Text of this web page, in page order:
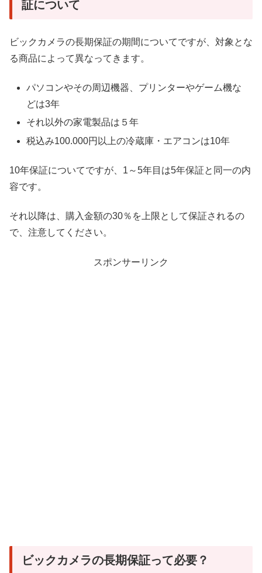
証について
ビックカメラの長期保証の期間についてですが、対象とな
る商品によって異なってきます。
パソコンやその周辺機器、プリンターやゲーム機な
どは3年
それ以外の家電製品は５年
税込み100.000円以上の冷蔵庫・エアコンは10年
10年保証についてですが、1～5年目は5年保証と同一の内
容です。
それ以降は、購入金額の30％を上限として保証されるの
で、注意してください。
スポンサーリンク
ビックカメラの長期保証って必要？